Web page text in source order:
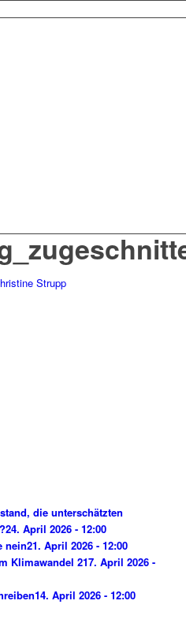
Strupp
die unterschätzten
24. April 2026 - 12:00
nein21. April 2026 - 12:00
Klimawandel 217. April 2026 -
14. April 2026 - 12:00